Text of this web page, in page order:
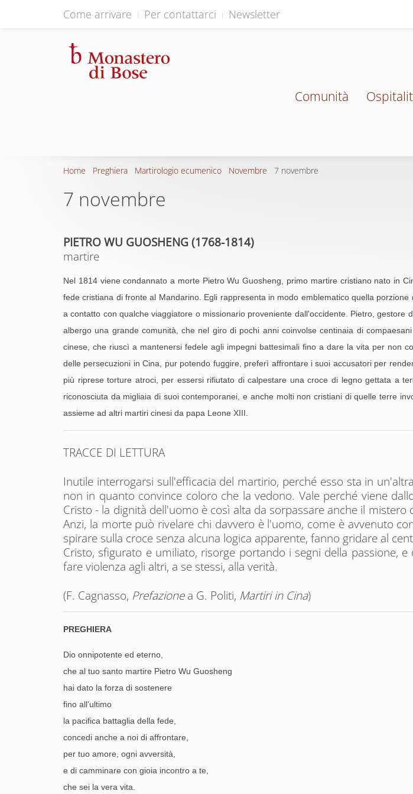
Come arrivare Per contattarci Newsletter
Comunità
Home Preghiera Martirologio ecumenico Novembre 7 novembre
7 novembre
PIETRO WU GUOSHENG (1768-1814)
martire
Nel 1814 viene condannato a morte Pietro Wu Guosheng, primo martire cristiano nato in
fede cristiana di fronte al Mandarino. Egli rappresenta in modo emblematico quella
a contatto con qualche viaggiatore o missionario proveniente dall'occidente. Pietro,
albergo una grande comunità, che nel giro di pochi anni coinvolse centinaia di
cinese, che riuscì a mantenersi fedele agli impegni battesimali fino a dare la vita per non
delle persecuzioni in Cina, pur potendo fuggire, preferì affrontare i suoi accusatori per
più riprese torture atroci, per essersi rifiutato di calpestare una croce di legno gettata a
riconosciuta da migliaia di suoi contemporanei, e anche molti non cristiani di quelle terre
assieme ad altri martiri cinesi da papa Leone XIII.
TRACCE DI LETTURA
Inutile interrogarsi sull'efficacia del martirio, perché esso sta in
non in quanto convince coloro che la vedono. Vale perché viene
Cristo - la dignità dell'uomo è così alta da sorpassare anche il
Anzi, la morte può rivelare chi davvero è l'uomo, come è avvenuto
spirare sulla croce senza alcuna logica apparente, fanno gridare al
Cristo, sfigurato e umiliato, risorge portando i segni della
fare violenza agli altri, a se stessi, alla verità.
(F. Cagnasso, Prefazionea G. Politi, Martiri in Cina)
PREGHIERA
Dio onnipotente ed eterno,
che al tuo santo martire Pietro Wu Guosheng
hai dato la forza di sostenere
fino all'ultimo
la pacifica battaglia della fede,
concedi anche a noi di affrontare,
per tuo amore, ogni avversità,
e di camminare con gioia incontro a te,
che sei la vera vita.